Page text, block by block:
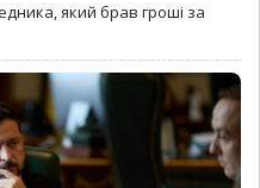
який брав гроші за